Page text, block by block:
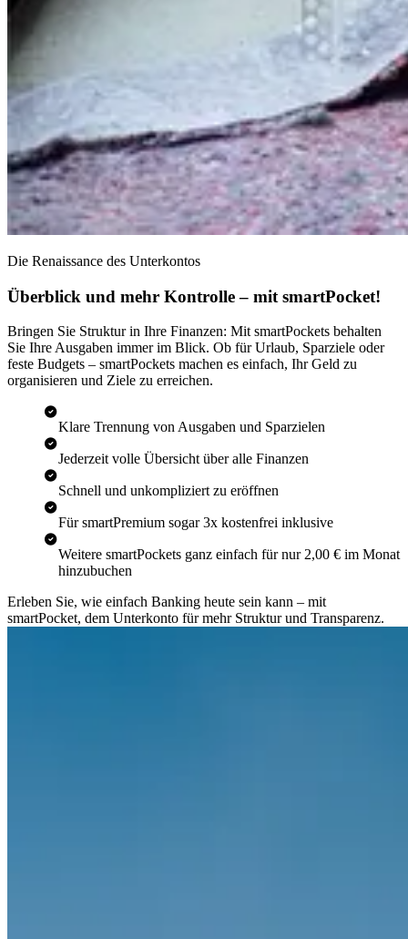
Die Renaissance des Unterkontos
Überblick und mehr Kontrolle – mit smartPocket!
Bringen Sie Struktur in Ihre Finanzen: Mit smartPockets behalten
Sie Ihre Ausgaben immer im Blick. Ob für Urlaub, Sparziele oder
feste Budgets – smartPockets machen es einfach, Ihr Geld zu
organisieren und Ziele zu erreichen.
Klare Trennung von Ausgaben und Sparzielen
Jederzeit volle Übersicht über alle Finanzen
Schnell und unkompliziert zu eröffnen
Für smartPremium sogar 3x kostenfrei inklusive
Weitere smartPockets ganz einfach für nur 2,00 € im Monat
hinzubuchen
Erleben Sie, wie einfach Banking heute sein kann – mit
smartPocket, dem Unterkonto für mehr Struktur und Transparenz.